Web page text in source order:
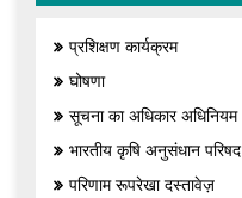
प्रशिक्षण कार्यक्रम
घोषणा
सूचना का अधिकार अधिनियम
भारतीय कृषि अनुसंधान परिषद
परिणाम रूपरेखा दस्तावेज़